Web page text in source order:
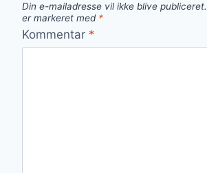
Din e-mailadresse vil ikke blive publiceret.
er markeret med *
Kommentar *